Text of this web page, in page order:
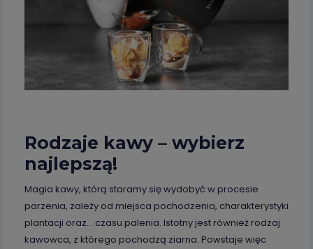
Rodzaje kawy – wybierz
najlepszą!
Magia kawy, którą staramy się wydobyć w procesie
parzenia, zależy od miejsca pochodzenia, charakterystyki
plantacji oraz… czasu palenia. Istotny jest również rodzaj
kawowca, z którego pochodzą ziarna. Powstaje więc